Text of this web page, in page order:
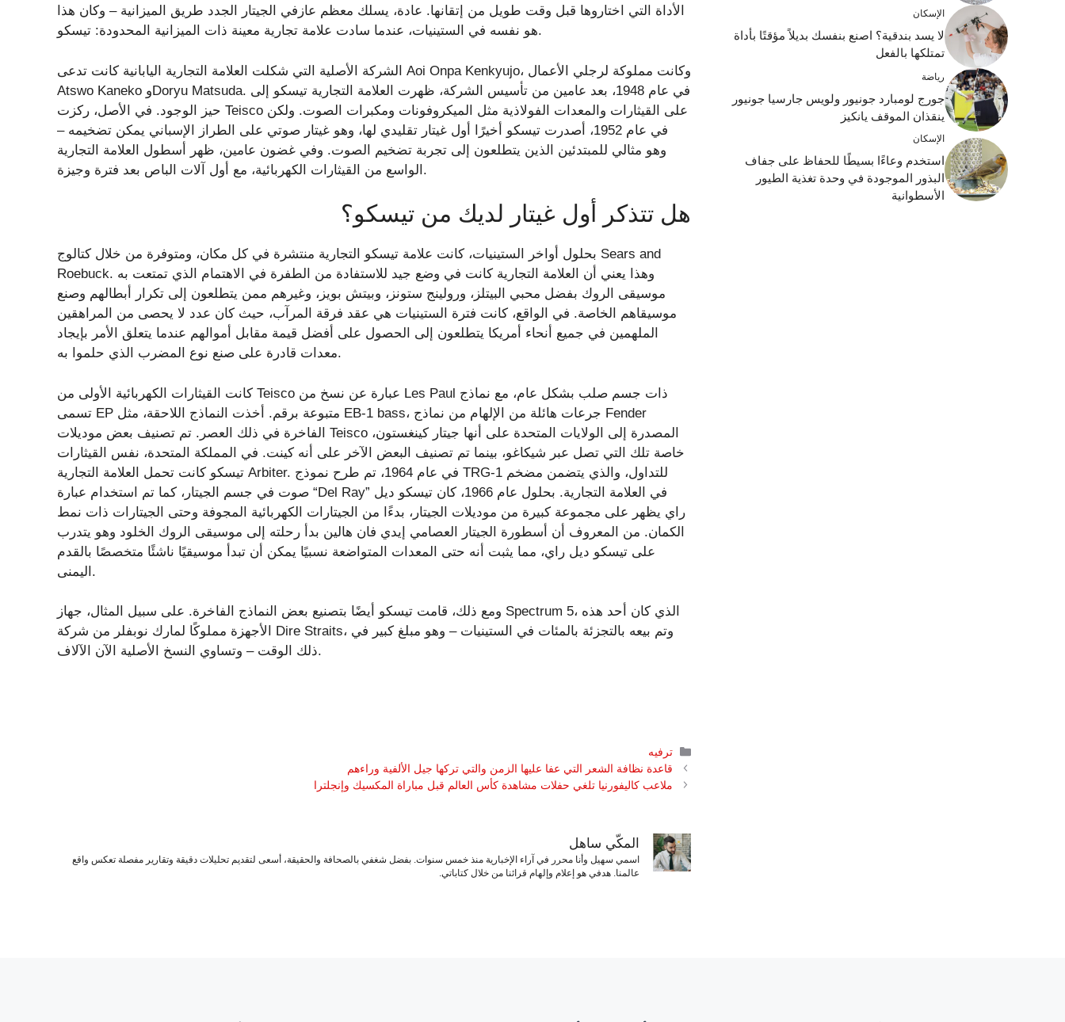
الأداة التي اختاروها قبل وقت طويل من إتقانها. عادة، يسلك معظم عازفي الجيتار الجدد طريق الميزانية – وكان هذا
هو نفسه في الستينيات، عندما سادت علامة تجارية معينة ذات الميزانية المحدودة: تيسكو.
الشركة الأصلية التي شكلت العلامة التجارية اليابانية كانت تدعى Aoi Onpa Kenkyujo، وكانت مملوكة لرجلي الأعمال
Atswo Kaneko وDoryu Matsuda. في عام 1948، بعد عامين من تأسيس الشركة، ظهرت العلامة التجارية تيسكو إلى
حيز الوجود. في الأصل، ركزت Teisco على القيثارات والمعدات الفولاذية مثل الميكروفونات ومكبرات الصوت. ولكن
في عام 1952، أصدرت تيسكو أخيرًا أول غيتار تقليدي لها، وهو غيتار صوتي على الطراز الإسباني يمكن تضخيمه –
وهو مثالي للمبتدئين الذين يتطلعون إلى تجربة تضخيم الصوت. وفي غضون عامين، ظهر أسطول العلامة التجارية
الواسع من القيثارات الكهربائية، مع أول آلات الباص بعد فترة وجيزة.
هل تتذكر أول غيتار لديك من تيسكو؟
بحلول أواخر الستينيات، كانت علامة تيسكو التجارية منتشرة في كل مكان، ومتوفرة من خلال كتالوج Sears and
Roebuck. وهذا يعني أن العلامة التجارية كانت في وضع جيد للاستفادة من الطفرة في الاهتمام الذي تمتعت به
موسيقى الروك بفضل محبي البيتلز، ورولينج ستونز، وبيتش بويز، وغيرهم ممن يتطلعون إلى تكرار أبطالهم وصنع
موسيقاهم الخاصة. في الواقع، كانت فترة الستينيات هي عقد فرقة المرآب، حيث كان عدد لا يحصى من المراهقين
الملهمين في جميع أنحاء أمريكا يتطلعون إلى الحصول على أفضل قيمة مقابل أموالهم عندما يتعلق الأمر بإيجاد
معدات قادرة على صنع نوع المضرب الذي حلموا به.
كانت القيثارات الكهربائية الأولى من Teisco عبارة عن نسخ من Les Paul ذات جسم صلب بشكل عام، مع نماذج
تسمى EP متبوعة برقم. أخذت النماذج اللاحقة، مثل EB-1 bass، جرعات هائلة من الإلهام من نماذج Fender
الفاخرة في ذلك العصر. تم تصنيف بعض موديلات Teisco المصدرة إلى الولايات المتحدة على أنها جيتار كينغستون،
خاصة تلك التي تصل عبر شيكاغو، بينما تم تصنيف البعض الآخر على أنه كينت. في المملكة المتحدة، نفس القيثارات
تيسكو كانت تحمل العلامة التجارية Arbiter. في عام 1964، تم طرح نموذج TRG-1 للتداول، والذي يتضمن مضخم
صوت في جسم الجيتار، كما تم استخدام عبارة “Del Ray” في العلامة التجارية. بحلول عام 1966، كان تيسكو ديل
راي يظهر على مجموعة كبيرة من موديلات الجيتار، بدءًا من الجيتارات الكهربائية المجوفة وحتى الجيتارات ذات نمط
الكمان. من المعروف أن أسطورة الجيتار العصامي إيدي فان هالين بدأ رحلته إلى موسيقى الروك الخلود وهو يتدرب
على تيسكو ديل راي، مما يثبت أنه حتى المعدات المتواضعة نسبيًا يمكن أن تبدأ موسيقيًا ناشئًا متخصصًا بالقدم
اليمنى.
ومع ذلك، قامت تيسكو أيضًا بتصنيع بعض النماذج الفاخرة. على سبيل المثال، جهاز Spectrum 5، الذي كان أحد هذه
الأجهزة مملوكًا لمارك نوبفلر من شركة Dire Straits، وتم بيعه بالتجزئة بالمئات في الستينيات – وهو مبلغ كبير في
ذلك الوقت – وتساوي النسخ الأصلية الآن الآلاف.
التصنيفات
ترفيه
قاعدة نظافة الشعر التي عفا عليها الزمن والتي تركها جيل الألفية وراءهم
ملاعب كاليفورنيا تلغي حفلات مشاهدة كأس العالم قبل مباراة المكسيك وإنجلترا
المكّي ساهل
اسمي سهيل وأنا محرر في آراء الإخبارية منذ خمس سنوات. بفضل شغفي بالصحافة والحقيقة، أسعى لتقديم تحليلات دقيقة وتقارير مفصلة تعكس واقع
عالمنا. هدفي هو إعلام وإلهام قرائنا من خلال كتاباتي.
الإسكان
لا يسد بندقية؟ اصنع بنفسك بديلاً مؤقتًا بأداة
تمتلكها بالفعل
رياضة
جورج لومبارد جونيور ولويس جارسيا جونيور
ينقذان الموقف يانكيز
الإسكان
استخدم وعاءًا بسيطًا للحفاظ على جفاف
البذور الموجودة في وحدة تغذية الطيور
الأسطوانية